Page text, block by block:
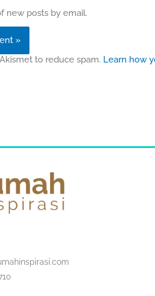
new posts by email.
to reduce spam. Learn how